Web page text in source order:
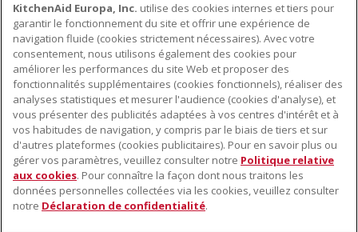
À PROPOS DE KITCHENAID
À propos de KitchenAid
Histoire de la marque
Communiqués de presse
ODR
NOS PRODUITS
Petits électroménagers
Matériel de cuisine
Accessoires
SERVICE CLIENT
Trouver un magasin
KitchenAid Europa, Inc. utilise des cookies internes et tiers pour
garantir le fonctionnement du site et offrir une expérience de
navigation fluide (cookies strictement nécessaires). Avec votre
consentement, nous utilisons également des cookies pour
améliorer les performances du site Web et proposer des
fonctionnalités supplémentaires (cookies fonctionnels), réaliser des
analyses statistiques et mesurer l'audience (cookies d'analyse), et
vous présenter des publicités adaptées à vos centres d'intérêt et à
vos habitudes de navigation, y compris par le biais de tiers et sur
d'autres plateformes (cookies publicitaires). Pour en savoir plus ou
gérer vos paramètres, veuillez consulter notre Politique relative
aux cookies. Pour connaître la façon dont nous traitons les
données personnelles collectées via les cookies, veuillez consulter
notre Déclaration de confidentialité.